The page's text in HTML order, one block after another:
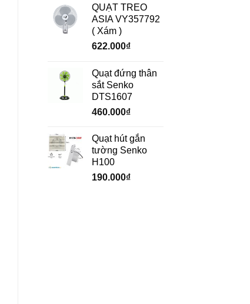
là:
3.720.000₫.
tại
là:
QUẠT TREO
ASIA VY357792
( Xám )
622.000₫
Quạt đứng thân
sắt Senko
DTS1607
460.000₫
Quạt hút gắn
tường Senko
H100
190.000₫